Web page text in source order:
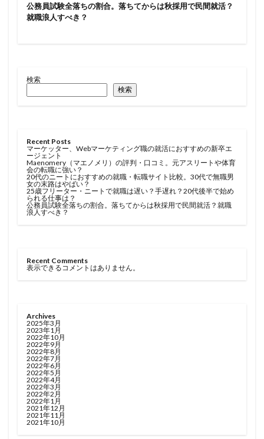
公務員試験全落ちの割合。落ちてからは秋採用で民間就活？
就職浪人すべき？
検索
検索
Recent Posts
マーケッター、Webマーケティング職の就活におすすめの新卒エ
ージェント
Maenomery（マエノメリ）の評判・口コミ。元アスリートや体育
会の転職に強い？
20代のニートにおすすめの就職・転職サイト比較。30代で無職男
女の末路はやばい？
25歳フリーター・ニートで就職は遅い？手遅れ？20代後半で始め
られる仕事は？
公務員試験全落ちの割合。落ちてからは秋採用で民間就活？就職
浪人すべき？
Recent Comments
表示できるコメントはありません。
Archives
2025年3月
2023年1月
2022年10月
2022年9月
2022年8月
2022年7月
2022年6月
2022年5月
2022年4月
2022年3月
2022年2月
2022年1月
2021年12月
2021年11月
2021年10月